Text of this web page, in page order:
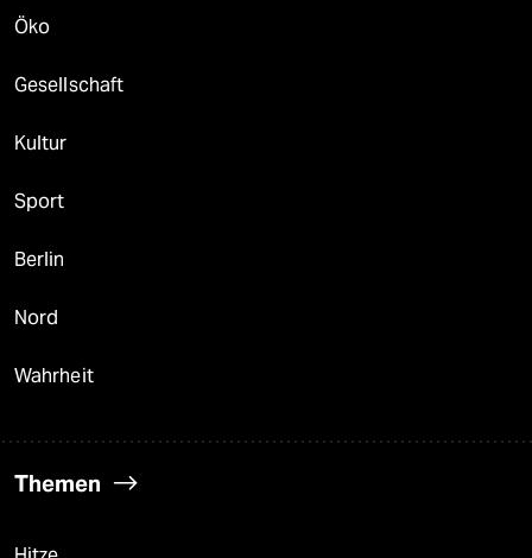
Öko
Gesellschaft
Kultur
Sport
Berlin
Nord
Wahrheit
Themen